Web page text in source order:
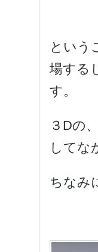
という
場する
す。
３Dの
してな
ちなみ